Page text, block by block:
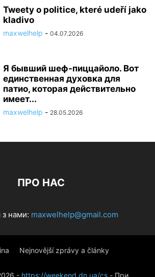
Tweety o politice, které udeří jako
kladivo
maxwelhelp - 04.07.2026
Я бывший шеф-пиццайоло. Вот
единственная духовка для
патио, которая действительно
имеет...
maxwelhelp - 28.05.2026
ПРО НАС
з нами: maxwelhelp@gmail.com
Nejnovější zprávy a články
- https://weekend.dn.ua/cs - При